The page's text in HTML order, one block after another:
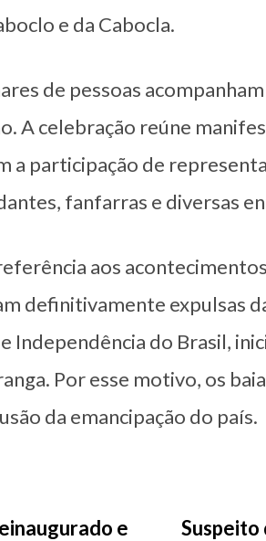
e da Cabocla.
de pessoas
A celebração reúne
a participação de
fanfarras e diversas
aos
definitivamente expulsas
Independência do Brasil,
Por esse motivo, os
da emancipação do país.
e